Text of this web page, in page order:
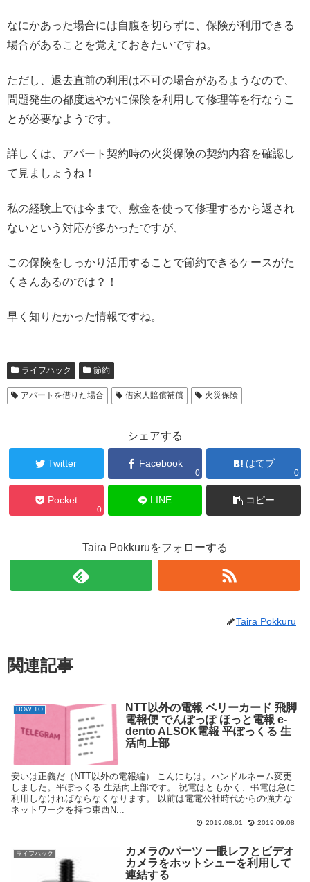
なにかあった場合には自腹を切らずに、保険が利用できる
場合があることを覚えておきたいですね。
ただし、退去直前の利用は不可の場合があるようなので、
問題発生の都度速やかに保険を利用して修理等を行なうこ
とが必要なようです。
詳しくは、アパート契約時の火災保険の契約内容を確認し
て見ましょうね！
私の経験上では今まで、敷金を使って修理するから返され
ないという対応が多かったですが、
この保険をしっかり活用することで節約できるケースがた
くさんあるのでは？！
早く知りたかった情報ですね。
ライフハック 節約
アパートを借りた場合 借家人賠償補償 火災保険
シェアする
Twitter Facebook
0
はてブ
0
Pocket
0
LINE コピー
Taira Pokkuruをフォローする
Taira Pokkuru
関連記事
HOW TO
NTT以外の電報 ベリーカード 飛脚
電報便 でんぽっぽ ほっと電報 e-
dento ALSOK電報 平ぽっくる 生
活向上部
安いは正義だ（NTT以外の電報編） こんにちは。ハンドルネーム変更
しました。平ぽっくる 生活向上部です。 祝電はともかく、弔電は急に
利用しなければならなくなります。 以前は電電公社時代からの強力な
ネットワークを持つ東西N...
2019.08.01 2019.09.08
ライフハック
カメラのパーツ 一眼レフとビデオ
カメラをホットシューを利用して
連結する